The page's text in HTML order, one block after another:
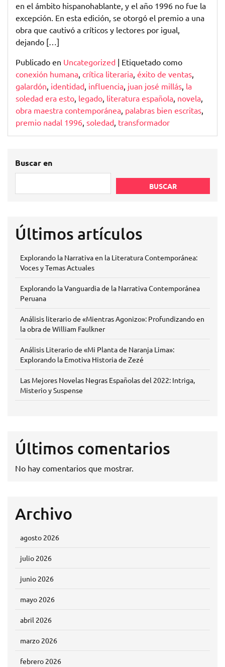
en el ámbito hispanohablante, y el año 1996 no fue la
excepción. En esta edición, se otorgó el premio a una
obra que cautivó a críticos y lectores por igual,
dejando […]
Publicado en Uncategorized | Etiquetado como
conexión humana, crítica literaria, éxito de ventas,
galardón, identidad, influencia, juan josé millás, la
soledad era esto, legado, literatura española, novela,
obra maestra contemporánea, palabras bien escritas,
premio nadal 1996, soledad, transformador
Buscar en
BUSCAR
Últimos artículos
Explorando la Narrativa en la Literatura Contemporánea:
Voces y Temas Actuales
Explorando la Vanguardia de la Narrativa Contemporánea
Peruana
Análisis literario de «Mientras Agonizo»: Profundizando en
la obra de William Faulkner
Análisis Literario de «Mi Planta de Naranja Lima»:
Explorando la Emotiva Historia de Zezé
Las Mejores Novelas Negras Españolas del 2022: Intriga,
Misterio y Suspense
Últimos comentarios
No hay comentarios que mostrar.
Archivo
agosto 2026
julio 2026
junio 2026
mayo 2026
abril 2026
marzo 2026
febrero 2026